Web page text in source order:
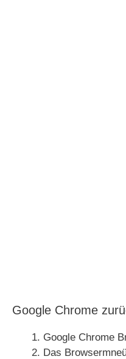
Google Chrome
Google Chrome
Das